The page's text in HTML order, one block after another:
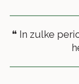
❝ In zulke